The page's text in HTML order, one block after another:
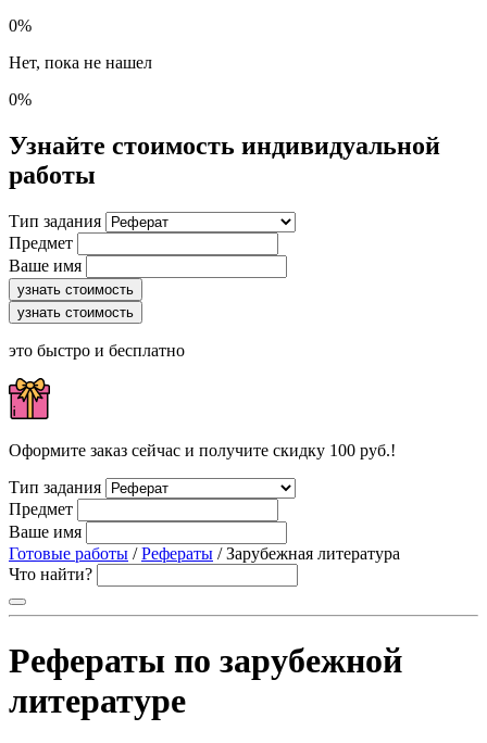
0%
Нет, пока не нашел
0%
Узнайте стоимость индивидуальной
работы
Тип задания
Предмет
Ваше имя
узнать стоимость
узнать стоимость
это быстро и бесплатно
Оформите заказ сейчас и получите скидку 100 руб.!
Тип задания
Предмет
Ваше имя
Готовые работы /Рефераты / Зарубежная литература
Что найти?
Рефераты по зарубежной
литературе